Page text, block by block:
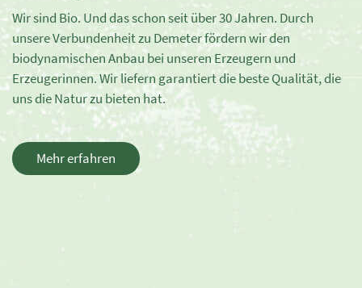
Wir sind Bio. Und das schon seit über 30 Jahren. Durch
unsere Verbundenheit zu Demeter fördern wir den
biodynamischen Anbau bei unseren Erzeugern und
Erzeugerinnen. Wir liefern garantiert die beste Qualität, die
uns die Natur zu bieten hat.
Mehr erfahren